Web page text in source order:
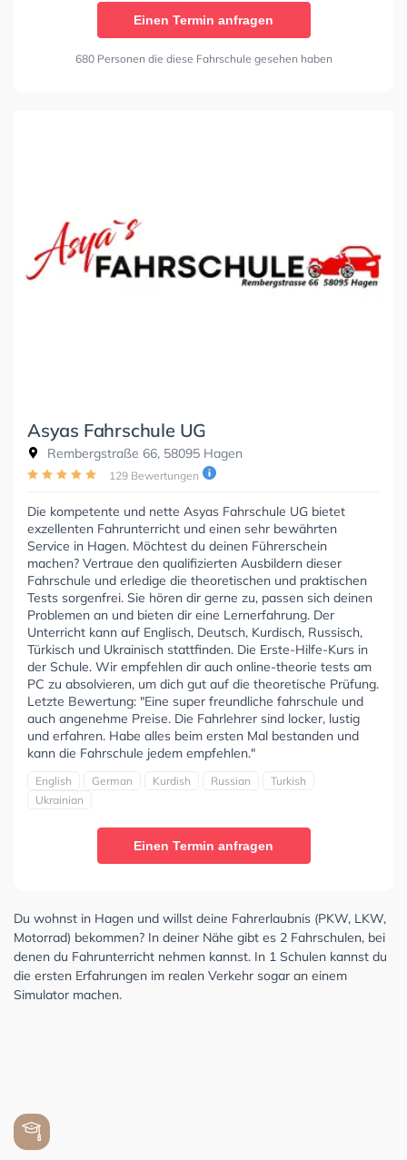
Einen Termin anfragen
680 Personen die diese Fahrschule gesehen haben
Asyas Fahrschule UG
Rembergstraße 66, 58095 Hagen
129 Bewertungen
Die kompetente und nette Asyas Fahrschule UG bietet
exzellenten Fahrunterricht und einen sehr bewährten
Service in Hagen. Möchtest du deinen Führerschein
machen? Vertraue den qualifizierten Ausbildern dieser
Fahrschule und erledige die theoretischen und praktischen
Tests sorgenfrei. Sie hören dir gerne zu, passen sich deinen
Problemen an und bieten dir eine Lernerfahrung. Der
Unterricht kann auf Englisch, Deutsch, Kurdisch, Russisch,
Türkisch und Ukrainisch stattfinden. Die Erste-Hilfe-Kurs in
der Schule. Wir empfehlen dir auch online-theorie tests am
PC zu absolvieren, um dich gut auf die theoretische Prüfung.
Letzte Bewertung: "Eine super freundliche fahrschule und
auch angenehme Preise. Die Fahrlehrer sind locker, lustig
und erfahren. Habe alles beim ersten Mal bestanden und
kann die Fahrschule jedem empfehlen."
English German Kurdish Russian
Turkish
Ukrainian
Einen Termin anfragen
Du wohnst in Hagen und willst deine Fahrerlaubnis (PKW, LKW,
Motorrad) bekommen? In deiner Nähe gibt es 2 Fahrschulen, bei
denen du Fahrunterricht nehmen kannst. In 1 Schulen kannst du
die ersten Erfahrungen im realen Verkehr sogar an einem
Simulator machen.